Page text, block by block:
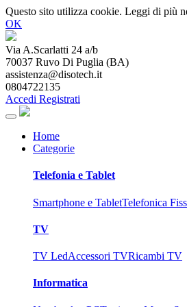
Questo sito utilizza cookie. Leggi di più
OK
Via A.Scarlatti 24 a/b
70037 Ruvo Di Puglia (BA)
assistenza@disotech.it
0804722135
Accedi Registrati
Home
Categorie
Telefonia e Tablet
Smartphone e TabletTelefonica
TV
TV LedAccessori TVRicambi TV
Informatica